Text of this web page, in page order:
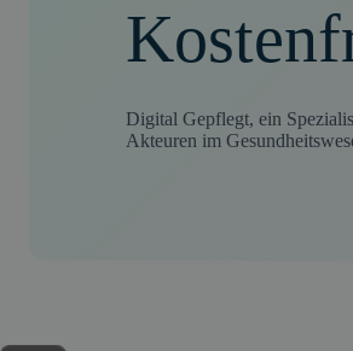
Digital Gepflegt, ein
Akteuren im